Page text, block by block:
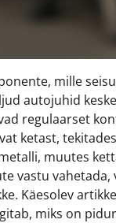
mille
autojuhid
regulaarset
ketast,
muutes
vastu
Käesolev
miks on